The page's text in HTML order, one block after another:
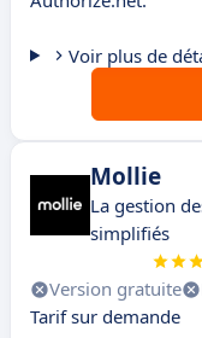
Voir plus de
Mollie
La gestion
simplifiés
Version gratuite
Tarif sur demande